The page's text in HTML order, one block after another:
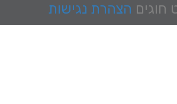
הצהרת נגישות